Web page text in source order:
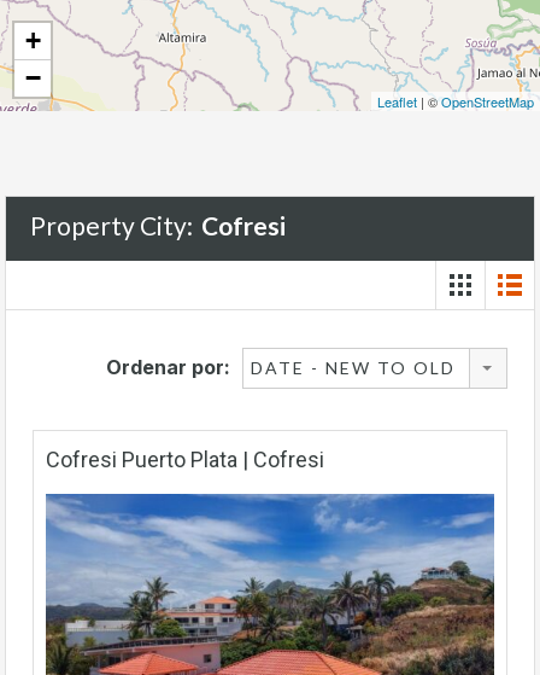
+
−
Leaflet | ©OpenStreetMap
Property City: Cofresi
Ordenar por: DATE - NEW TO OLD
Cofresi Puerto Plata | Cofresi